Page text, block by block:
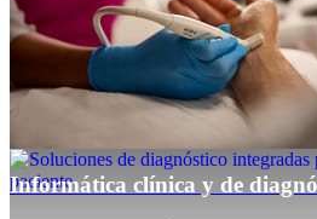
Informática clínica y de